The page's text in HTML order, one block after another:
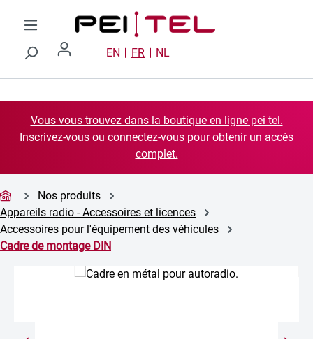
Passer au contenu principal
EN FR NL
Vous vous trouvez dans la boutique en ligne pei tel.
Inscrivez-vous ou connectez-vous pour obtenir un accès
complet.
Nos produits
Appareils radio - Accessoires et licences
Accessoires pour l'équipement des véhicules
Cadre de montage DIN
Ignorer la galerie d'images